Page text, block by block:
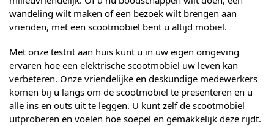
wandeling wilt maken of een bezoek wilt brengen aan
vrienden, met een scootmobiel bent u altijd mobiel.
Met onze testrit aan huis kunt u in uw eigen omgeving
ervaren hoe een elektrische scootmobiel uw leven kan
verbeteren. Onze vriendelijke en deskundige medewerkers
komen bij u langs om de scootmobiel te presenteren en u
alle ins en outs uit te leggen. U kunt zelf de scootmobiel
uitproberen en voelen hoe soepel en gemakkelijk deze rijdt.